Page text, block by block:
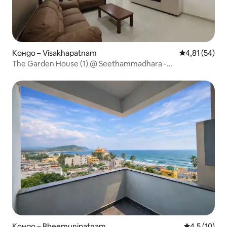
Кондо – Visakhapatnam Средна
4,81 (54)
The Garden House (1) @ Seethammadhara -